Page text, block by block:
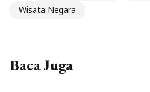
Wisata Negara
Baca Juga